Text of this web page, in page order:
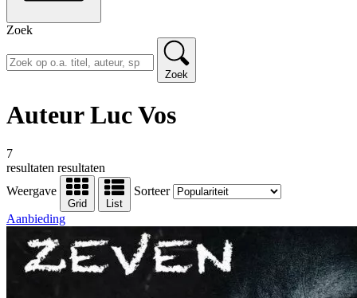
Zoek
Zoek
Auteur Luc Vos
7
resultaten resultaten
Weergave
Grid List
Sorteer
Aanbieding